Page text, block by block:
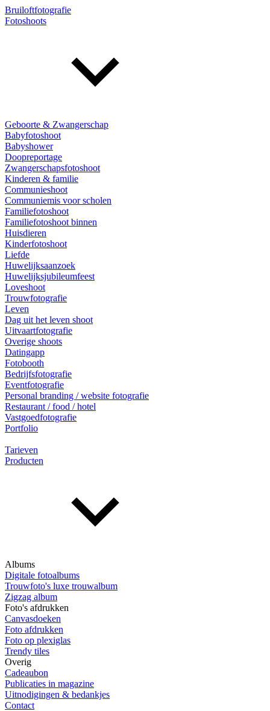
Bruiloftfotografie
Fotoshoots
Geboorte & Zwangerschap
Babyfotoshoot
Babyshower
Doopreportage
Zwangerschapsfotoshoot
Kinderen & familie
Communieshoot
Communiemis voor scholen
Familiefotoshoot
Familiefotoshoot binnen
Huisdieren
Kinderfotoshoot
Liefde
Huwelijksaanzoek
Huwelijksjubileumfeest
Loveshoot
Trouwfotografie
Leven
Dag uit het leven shoot
Uitvaartfotografie
Overige shoots
Datingapp
Fotobooth
Bedrijfsfotografie
Eventfotografie
Personal branding / website fotografie
Restaurant / food / hotel
Vastgoedfotografie
Portfolio
Tarieven
Producten
Albums
Digitale fotoalbums
Trouwfoto's luxe trouwalbum
Zigzag album
Foto's afdrukken
Canvasdoeken
Foto afdrukken
Foto op plexiglas
Trendy tiles
Overig
Cadeaubon
Publicaties in magazine
Uitnodigingen & bedankjes
Contact